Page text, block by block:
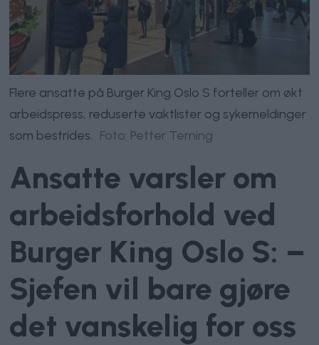
Flere ansatte på Burger King Oslo S forteller om økt
arbeidspress, reduserte vaktlister og sykemeldinger
som bestrides.
Foto: Petter Terning
Ansatte varsler om
arbeidsforhold ved
Burger King Oslo S: –
Sjefen vil bare gjøre
det vanskelig for oss